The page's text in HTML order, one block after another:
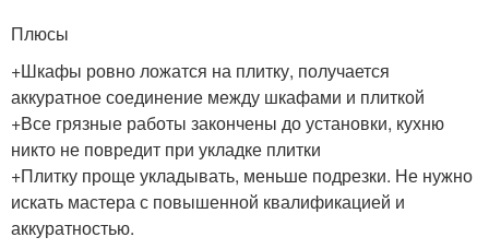
Плюсы
+Шкафы ровно ложатся на плитку, получается
аккуратное соединение между шкафами и плиткой
+Все грязные работы закончены до установки, кухню
никто не повредит при укладке плитки
+Плитку проще укладывать, меньше подрезки. Не нужно
искать мастера с повышенной квалификацией и
аккуратностью.